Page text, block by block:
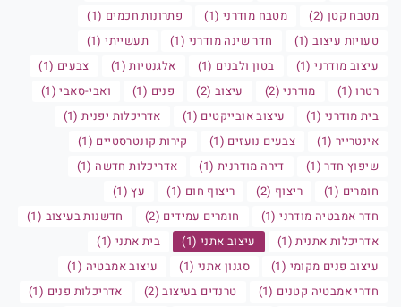
מטבח קטן (2)
מטבח מודרני (1)
פתרונות חכמים (1)
טעויות עיצוב (1)
חדר שינה מודרני (1)
תעשייתי (1)
עיצוב מודרני (1)
בטון ולבנים (1) אלגנטיות (1)
צבעים (1)
רטרו (1)
מודרני (2) עיצוב (2) פנים (1)
ואבי-סאבי (1)
בית מודרני (1)
עיצוב אובייקטים (1)
אדריכלות יפנית (1)
אינטרייר (1)
צבעים נועזים (1)
קירות קונטרסטיים (1)
שיפוץ חדר (1)
דירה מודרנית (1)
אדריכלות חדשה (1)
חומרים (1)
ריצוף (2) ריצוף חום (1)
עץ (1)
חדר אמבטיה מודרני (1)
חומרים עמידים (2)
חדשנות בעיצוב (1)
אדריכלות אתנית (1)
עיצוב אתני (1)
בית אתני (1)
עיצוב פנים מקומי (1)
סגנון אתני (1)
עיצוב אמבטיה (1)
חדרי אמבטיה קטנים (1)
טרנדים בעיצוב (2)
אדריכלות פנים (1)